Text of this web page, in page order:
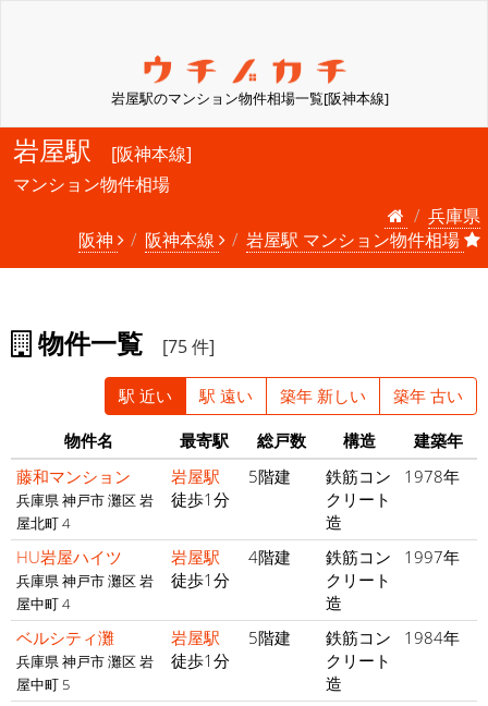
岩屋駅のマンション物件相場一覧[阪神本線]
岩屋駅
[阪神本線]
マンション物件相場
兵庫県
阪神
阪神本線 岩屋駅 マンション物件相場
物件一覧 [75 件]
駅 近い 駅 遠い 築年 新しい 築年 古い
物件名 最寄駅 総戸数 構造
建築年
藤和マンション
兵庫県 神戸市 灘区 岩
屋北町 4
岩屋駅
徒歩1分
5階建
鉄筋コン
クリート
造
1978年
HU岩屋ハイツ
兵庫県 神戸市 灘区 岩
屋中町 4
岩屋駅
徒歩1分
4階建
鉄筋コン
クリート
造
1997年
ベルシティ灘
兵庫県 神戸市 灘区 岩
屋中町 5
岩屋駅
徒歩1分
5階建
鉄筋コン
クリート
造
1984年